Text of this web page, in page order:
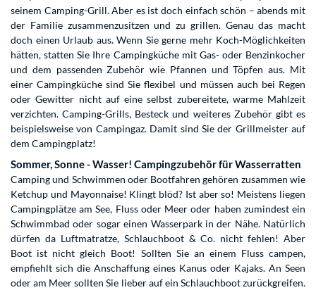
seinem Camping-Grill. Aber es ist doch einfach schön – abends mit
der Familie zusammenzusitzen und zu grillen. Genau das macht
doch einen Urlaub aus. Wenn Sie gerne mehr Koch-Möglichkeiten
hätten, statten Sie Ihre Campingküche mit Gas- oder Benzinkocher
und dem passenden Zubehör wie Pfannen und Töpfen aus. Mit
einer Campingküche sind Sie flexibel und müssen auch bei Regen
oder Gewitter nicht auf eine selbst zubereitete, warme Mahlzeit
verzichten. Camping-Grills, Besteck und weiteres Zubehör gibt es
beispielsweise von Campingaz. Damit sind Sie der Grillmeister auf
dem Campingplatz!
Sommer, Sonne - Wasser! Campingzubehör für Wasserratten
Camping und Schwimmen oder Bootfahren gehören zusammen wie
Ketchup und Mayonnaise! Klingt blöd? Ist aber so! Meistens liegen
Campingplätze am See, Fluss oder Meer oder haben zumindest ein
Schwimmbad oder sogar einen Wasserpark in der Nähe. Natürlich
dürfen da Luftmatratze, Schlauchboot & Co. nicht fehlen! Aber
Boot ist nicht gleich Boot! Sollten Sie an einem Fluss campen,
empfiehlt sich die Anschaffung eines Kanus oder Kajaks. An Seen
oder am Meer sollten Sie lieber auf ein Schlauchboot zurückgreifen.